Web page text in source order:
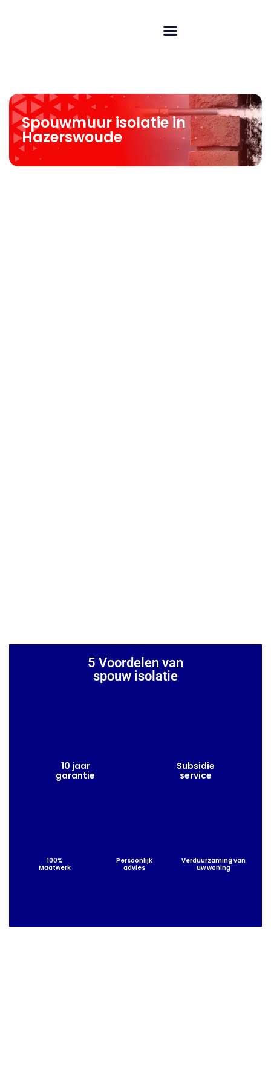
Spouwmuur isolatie in
Hazerswoude
5 Voordelen van
spouw isolatie
10 jaar
garantie
Subsidie
service
100%
Maatwerk
Persoonlijk
advies
Verduurzaming van
uw woning